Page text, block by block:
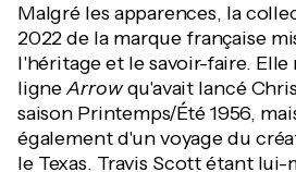
Malgré les apparences, la
2022 de la marque française
l'héritage et le savoir-faire.
ligneArrowqu'avait lancé
saison Printemps/Été 1956,
également d'un voyage du
le Texas. Travis Scott étant